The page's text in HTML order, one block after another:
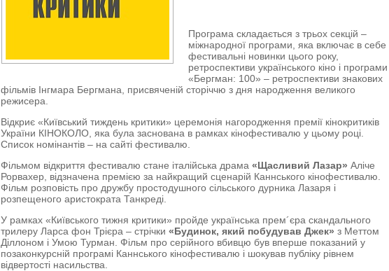
Програма складається з трьох секцій –
міжнародної програми, яка включає в себе
фестивальні новинки цього року,
ретроспективи українського кіно і програми
«Бергман: 100» – ретроспективи знакових
фільмів Інгмара Бергмана, присвяченій сторіччю з дня народження великого
режисера.
Відкриє «Київський тиждень критики» церемонія нагородження премії кінокритиків
України КІНОКОЛО, яка була заснована в рамках кінофестивалю у цьому році.
Список номінантів – на сайті фестивалю.
Фільмом відкриття фестивалю стане італійська драма«Щасливий Лазар» Аліче
Рорвахер, відзначена премією за найкращий сценарій Каннського кінофестивалю.
Фільм розповість про дружбу простодушного сільського дурника Лазаря і
розпещеного аристократа Танкреді.
У рамках «Київського тижня критики» пройде українська прем´єра скандального
трилеру Ларса фон Трієра – стрічки«Будинок, який побудував Джек» з Меттом
Діллоном і Умою Турман. Фільм про серійного вбивцю був вперше показаний у
позаконкурсній програмі Каннського кінофестивалю і шокував публіку рівнем
відвертості насильства.